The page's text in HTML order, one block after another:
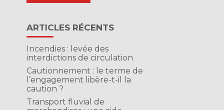
ARTICLES RÉCENTS
Incendies : levée des
interdictions de circulation
Cautionnement : le terme de
l’engagement libère-t-il la
caution ?
Transport fluvial de